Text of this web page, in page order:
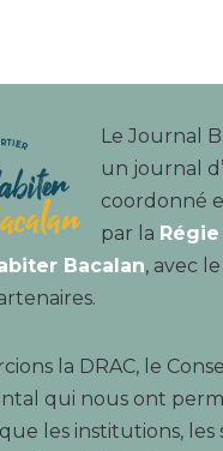
Le Journal
un journal
coordonné
par la
Bacalan, avec
la DRAC, le
qui nous ont
les institutions, les